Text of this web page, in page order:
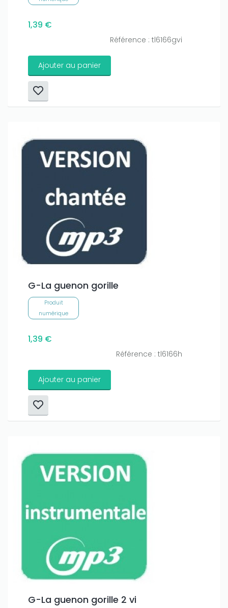
1,39 €
Référence : tl6166gvi
Ajouter au panier
G-La guenon gorille
Produit
numérique
1,39 €
Référence : tl6166h
Ajouter au panier
G-La guenon gorille 2 vi